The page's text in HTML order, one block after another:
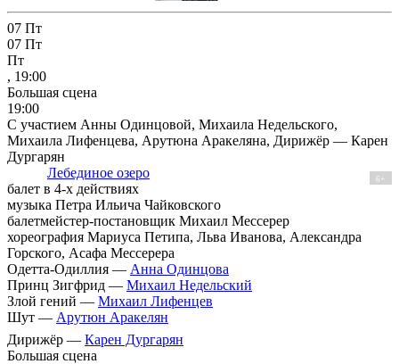
07 Пт
07 Пт
Пт
, 19:00
Большая сцена
19:00
С участием Анны Одинцовой, Михаила Недельского,
Михаила Лифенцева, Арутюна Аракеляна, Дирижёр — Карен
Дургарян
Лебединое озеро
6+
балет в 4-х действиях
музыка Петра Ильича Чайковского
балетмейстер-постановщик Михаил Мессерер
хореография Мариуса Петипа, Льва Иванова, Александра
Горского, Асафа Мессерера
Одетта-Одиллия — Анна Одинцова
Принц Зигфрид — Михаил Недельский
Злой гений — Михаил Лифенцев
Шут — Арутюн Аракелян
Дирижёр — Карен Дургарян
Большая сцена